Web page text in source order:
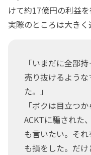
けて約17億円の利益
実際のところは大きく
「いまだに全部
売り抜けるよう
た。」
「ボクは目立つ
ACKTに騙された
も言いたい。そ
も損をした。だけ